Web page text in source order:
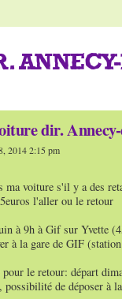
dir.
2014 2:15 pm
ma voiture s'il y a des
l'aller ou le retour
à 9h à Gif sur Yvette
à la gare de GIF
pour le retour: départ
de déposer à